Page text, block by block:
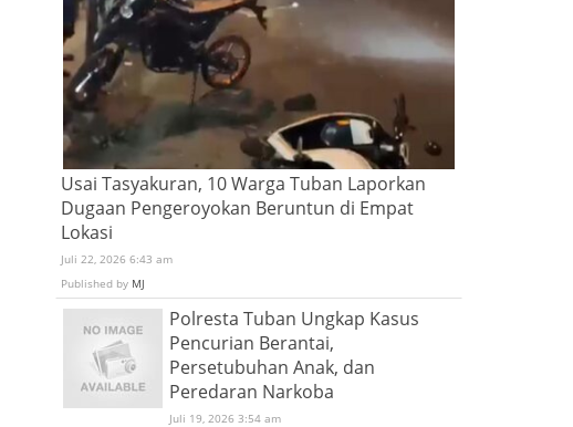
Usai Tasyakuran, 10 Warga Tuban Laporkan
Dugaan Pengeroyokan Beruntun di Empat
Lokasi
Juli 22, 2026 6:43 am
Published by MJ
Polresta Tuban Ungkap Kasus
Pencurian Berantai,
Persetubuhan Anak, dan
Peredaran Narkoba
Juli 19, 2026 3:54 am